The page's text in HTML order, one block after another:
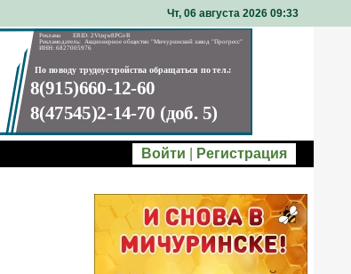
Чт, 06 августа 2026 09 33
Войти Регистрация